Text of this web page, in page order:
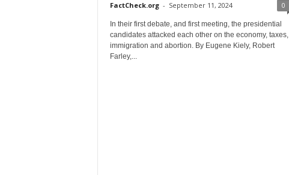
FactCheck.org - September 11, 2024 0
In their first debate, and first meeting, the presidential
candidates attacked each other on the economy, taxes,
immigration and abortion. By Eugene Kiely, Robert
Farley,...